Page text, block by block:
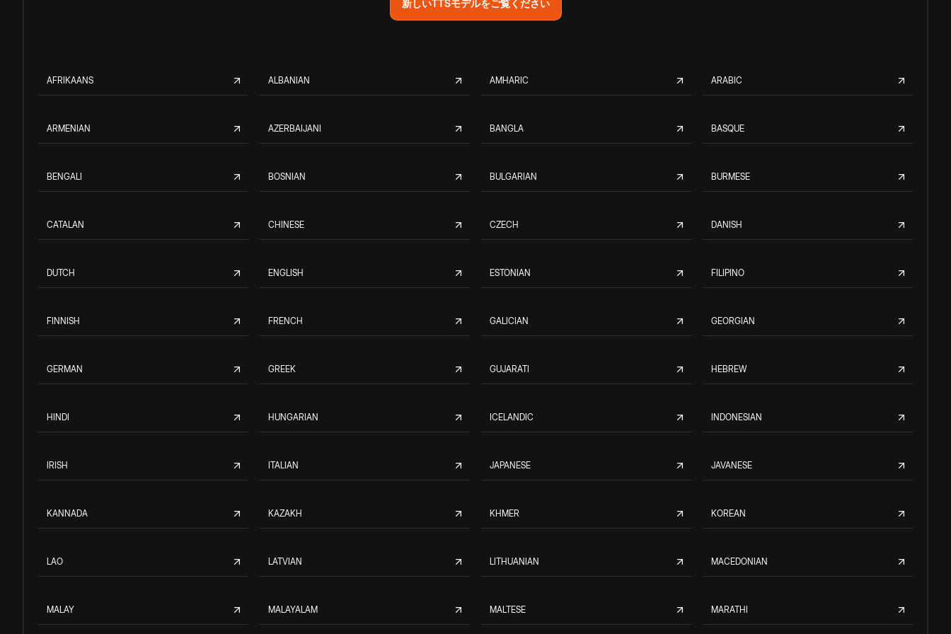
新しいTTSモデルをご覧ください
AFRIKAANS ALBANIAN AMHARIC ARABIC
ARMENIAN AZERBAIJANI BANGLA BASQUE
BENGALI BOSNIAN BULGARIAN BURMESE
CATALAN CHINESE CZECH DANISH
DUTCH ENGLISH ESTONIAN FILIPINO
FINNISH FRENCH GALICIAN GEORGIAN
GERMAN GREEK GUJARATI HEBREW
HINDI HUNGARIAN ICELANDIC INDONESIAN
IRISH ITALIAN JAPANESE JAVANESE
KANNADA KAZAKH KHMER KOREAN
LAO LATVIAN LITHUANIAN MACEDONIAN
MALAY MALAYALAM MALTESE MARATHI